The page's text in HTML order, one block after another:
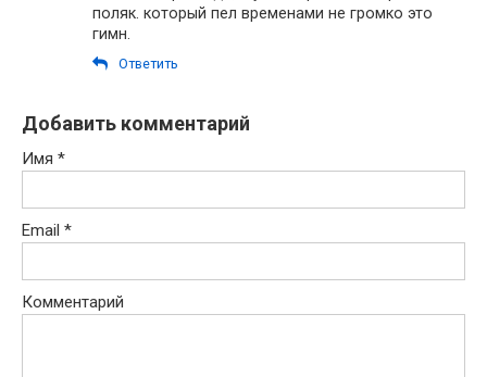
поляк. который пел временами не громко это
гимн.
Ответить
Добавить комментарий
Имя *
Email *
Комментарий